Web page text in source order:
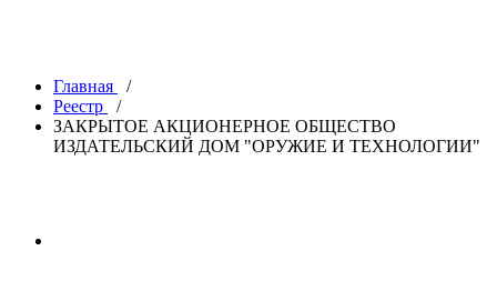
Главная
/
Реестр
/
ЗАКРЫТОЕ АКЦИОНЕРНОЕ ОБЩЕСТВО
ИЗДАТЕЛЬСКИЙ ДОМ "ОРУЖИЕ И ТЕХНОЛОГИИ"